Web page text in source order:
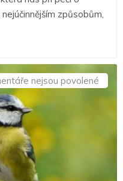
způsobům,
nejsou povolené
textu